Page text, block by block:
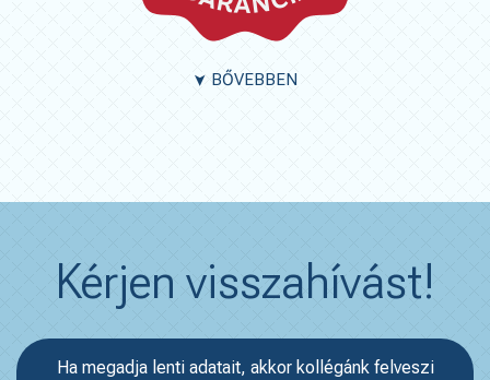
➤ BŐVEBBEN
Kérjen visszahívást!
Ha megadja lenti adatait, akkor kollégánk felveszi